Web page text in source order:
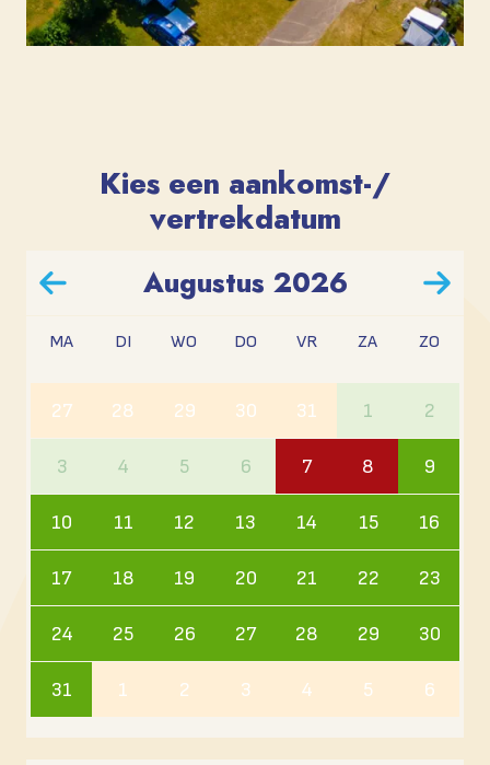
Kies een aankomst-/
vertrekdatum
Augustus 2026
MA DI WO DO VR ZA ZO
27 28 29 30 31 1 2
3 4 5 6 7 8 9
10 11 12 13 14 15 16
17 18 19 20 21 22 23
24 25 26 27 28 29 30
31 1 2 3 4 5 6